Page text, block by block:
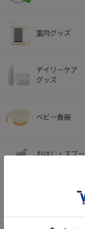
室内グッズ
デイリーケア
グッズ
ベビー食器
おはし・スプー
（お口のケア）